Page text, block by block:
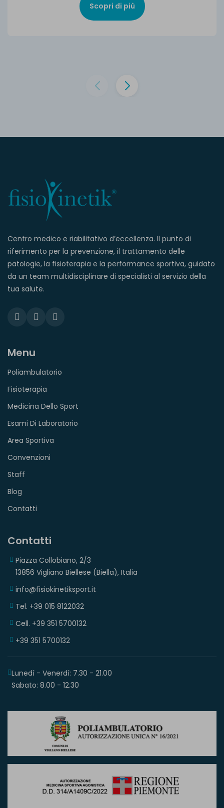
Scopri di più
Centro medico e riabilitativo d’eccellenza. Il punto di
riferimento per la prevenzione, il trattamento delle
patologie, la fisioterapia e la performance sportiva, guidato
da un team multidisciplinare di specialisti al servizio della
tua salute.
Menu
Poliambulatorio
Fisioterapia
Medicina Dello Sport
Esami Di Laboratorio
Area Sportiva
Convenzioni
Staff
Blog
Contatti
Contatti
Piazza Collobiano, 2/3
13856 Vigliano Biellese (Biella), Italia
info@fisiokinetiksport.it
Tel. +39 015 8122032
Cell. +39 351 5700132
+39 351 5700132
Lunedì - Venerdì: 7.30 - 21.00
Sabato: 8.00 - 12.30